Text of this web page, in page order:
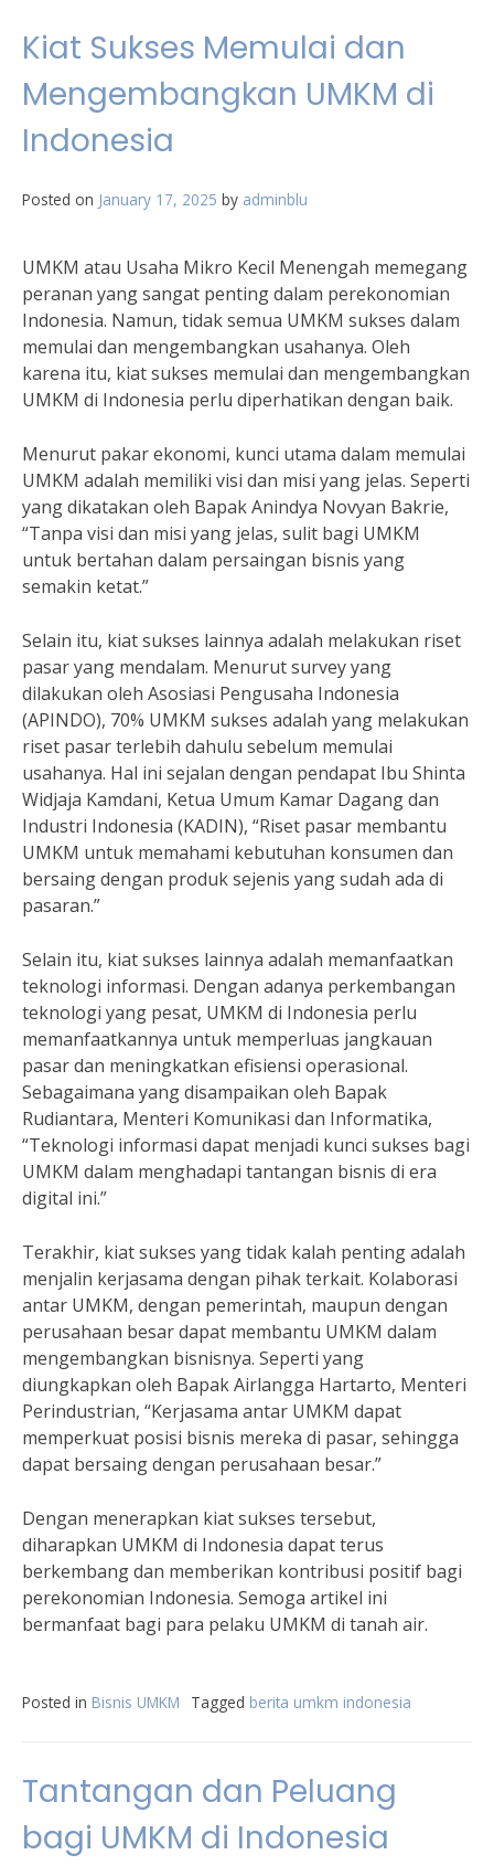
Kiat Sukses Memulai dan
Mengembangkan UMKM di
Indonesia
Posted on January 17, 2025 by adminblu
UMKM atau Usaha Mikro Kecil Menengah memegang
peranan yang sangat penting dalam perekonomian
Indonesia. Namun, tidak semua UMKM sukses dalam
memulai dan mengembangkan usahanya. Oleh
karena itu, kiat sukses memulai dan mengembangkan
UMKM di Indonesia perlu diperhatikan dengan baik.
Menurut pakar ekonomi, kunci utama dalam memulai
UMKM adalah memiliki visi dan misi yang jelas. Seperti
yang dikatakan oleh Bapak Anindya Novyan Bakrie,
“Tanpa visi dan misi yang jelas, sulit bagi UMKM
untuk bertahan dalam persaingan bisnis yang
semakin ketat.”
Selain itu, kiat sukses lainnya adalah melakukan riset
pasar yang mendalam. Menurut survey yang
dilakukan oleh Asosiasi Pengusaha Indonesia
(APINDO), 70% UMKM sukses adalah yang melakukan
riset pasar terlebih dahulu sebelum memulai
usahanya. Hal ini sejalan dengan pendapat Ibu Shinta
Widjaja Kamdani, Ketua Umum Kamar Dagang dan
Industri Indonesia (KADIN), “Riset pasar membantu
UMKM untuk memahami kebutuhan konsumen dan
bersaing dengan produk sejenis yang sudah ada di
pasaran.”
Selain itu, kiat sukses lainnya adalah memanfaatkan
teknologi informasi. Dengan adanya perkembangan
teknologi yang pesat, UMKM di Indonesia perlu
memanfaatkannya untuk memperluas jangkauan
pasar dan meningkatkan efisiensi operasional.
Sebagaimana yang disampaikan oleh Bapak
Rudiantara, Menteri Komunikasi dan Informatika,
“Teknologi informasi dapat menjadi kunci sukses bagi
UMKM dalam menghadapi tantangan bisnis di era
digital ini.”
Terakhir, kiat sukses yang tidak kalah penting adalah
menjalin kerjasama dengan pihak terkait. Kolaborasi
antar UMKM, dengan pemerintah, maupun dengan
perusahaan besar dapat membantu UMKM dalam
mengembangkan bisnisnya. Seperti yang
diungkapkan oleh Bapak Airlangga Hartarto, Menteri
Perindustrian, “Kerjasama antar UMKM dapat
memperkuat posisi bisnis mereka di pasar, sehingga
dapat bersaing dengan perusahaan besar.”
Dengan menerapkan kiat sukses tersebut,
diharapkan UMKM di Indonesia dapat terus
berkembang dan memberikan kontribusi positif bagi
perekonomian Indonesia. Semoga artikel ini
bermanfaat bagi para pelaku UMKM di tanah air.
Posted in Bisnis UMKM Tagged berita umkm indonesia
Tantangan dan Peluang
bagi UMKM di Indonesia